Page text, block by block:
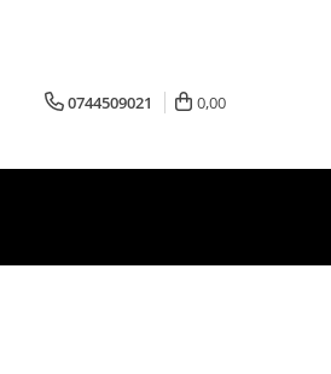
0744509021 0,00